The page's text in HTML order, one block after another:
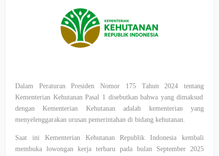
Dalam Peraturan Presiden Nomor 175 Tahun2024tentang
Kementerian Kehutanan Pasal 1 disebutkan bahwa yangdimaksud
dengan Kementerian Kehutanan adalah kementerianyang
menyelenggarakan urusan pemerintahan di bidang kehutanan.
Saat iniKementerian Kehutanan Republik Indonesiakembali
membuka lowongan kerja terbaru pada bulan September 2025